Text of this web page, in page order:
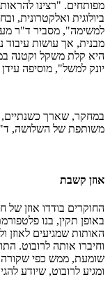
מפותחים. "רצינו
ביולוגית ואלקטרונית,
למשימה", מסביר ד"ר
מבנית, אך עושות עיבוד
היא קלת משקל וקטנה
יונק למשל", מוסיפה
במחקר, שארך כשנתיים,
משותפת של השלושה, ד"ר
אוזן קשבת
החוקרים בודדו אוזן
באופן תקין, בנו
האותות שמגיעים לאוזן
וחיברו אותה לרובוט.
שומעת, ממש כפי שקורה
ומגיע לרובוט, שיודע